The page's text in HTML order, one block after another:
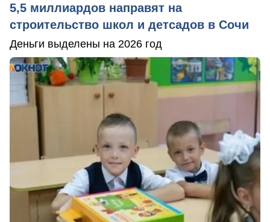
5,5 миллиардов направят на
строительство школ и детсадов в Сочи
Деньги выделены на 2026 год